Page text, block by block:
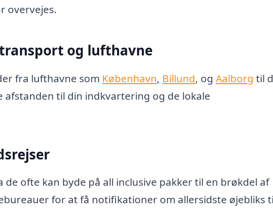
overvejes.
og lufthavne
fra lufthavne som København, Billund, og Aalborg til
afstanden til din indkvartering og de lokale
de ofte kan byde på all inclusive pakker til en brøkdel af
for at få notifikationer om allersidste øjebliks